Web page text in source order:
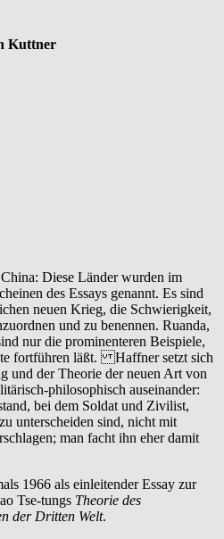
Kuttner
Diese Länder wurden im
des Essays genannt. Es sind
neuen Krieg, die Schwierigkeit,
und zu benennen. Ruanda,
nur die prominenteren Beispiele,
fortführen läßt. Haffner setzt sich
und der Theorie der neuen Art von
philosophisch auseinander:
bei dem Soldat und Zivilist,
unterscheiden sind, nicht mit
man facht ihn eher damit
1966 als einleitender Essay zur
Tse-tungs Theorie des
der Dritten Welt.